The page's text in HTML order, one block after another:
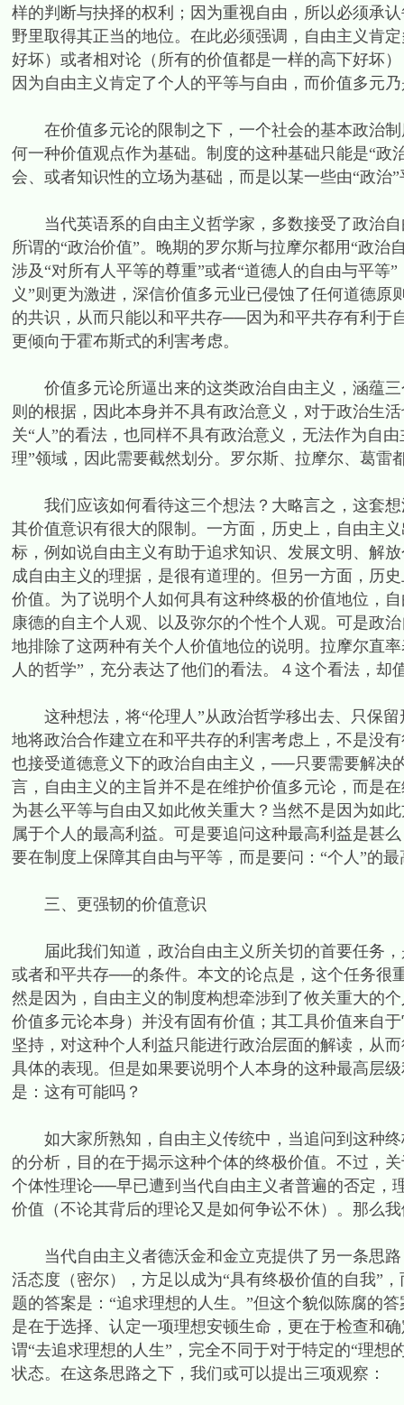
样的判断与抉择的权利；因为重视自由，所以必须承
野里取得其正当的地位。在此必须强调，自由主义肯
好坏）或者相对论（所有的价值都是一样的高下好坏
因为自由主义肯定了个人的平等与自由，而价值多元
在价值多元论的限制之下，一个社会的基本政治制
何一种价值观点作为基础。制度的这种基础只能是“
会、或者知识性的立场为基础，而是以某一些由“政治
当代英语系的自由主义哲学家，多数接受了政治自
所谓的“政治价值”。晚期的罗尔斯与拉摩尔都用“政
涉及“对所有人平等的尊重”或者“道德人的自由与平等
义”则更为激进，深信价值多元业已侵蚀了任何道德
的共识，从而只能以和平共存──因为和平共存有利
更倾向于霍布斯式的利害考虑。
价值多元论所逼出来的这类政治自由主义，涵蕴三
则的根据，因此本身并不具有政治意义，对于政治生
关“人”的看法，也同样不具有政治意义，无法作为自
理”领域，因此需要截然划分。罗尔斯、拉摩尔、葛雷
我们应该如何看待这三个想法？大略言之，这套想
其价值意识有很大的限制。一方面，历史上，自由主
标，例如说自由主义有助于追求知识、发展文明、解
成自由主义的理据，是很有道理的。但另一方面，历
价值。为了说明个人如何具有这种终极的价值地位，
康德的自主个人观、以及弥尔的个性个人观。可是政
地排除了这两种有关个人价值地位的说明。拉摩尔直
人的哲学”，充分表达了他们的看法。４这个看法，却
这种想法，将“伦理人”从政治哲学移出去、只保留
地将政治合作建立在和平共存的利害考虑上，不是没
也接受道德意义下的政治自由主义，──只要需要解决
言，自由主义的主旨并不是在维护价值多元论，而是
为甚么平等与自由又如此攸关重大？当然不是因为如
属于个人的最高利益。可是要追问这种最高利益是甚
要在制度上保障其自由与平等，而是要问：“个人”的
三、更强韧的价值意识
届此我们知道，政治自由主义所关切的首要任务，
或者和平共存──的条件。本文的论点是，这个任务很
然是因为，自由主义的制度构想牵涉到了攸关重大的
价值多元论本身）并没有固有价值；其工具价值来自
坚持，对这种个人利益只能进行政治层面的解读，从
具体的表现。但是如果要说明个人本身的这种最高层
是：这有可能吗？
如大家所熟知，自由主义传统中，当追问到这种终
的分析，目的在于揭示这种个体的终极价值。不过，
个体性理论──早已遭到当代自由主义者普遍的否定，
价值（不论其背后的理论又是如何争讼不休）。那么
当代自由主义者德沃金和金立克提供了另一条思路
活态度（密尔），方足以成为“具有终极价值的自我”
题的答案是：“追求理想的人生。”但这个貌似陈腐的
是在于选择、认定一项理想安顿生命，更在于检查和
谓“去追求理想的人生”，完全不同于对于特定的“理
状态。在这条思路之下，我们或可以提出三项观察：